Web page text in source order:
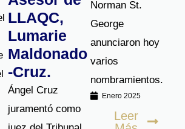
LLAQC,
Lumarie
Maldonado
-Cruz.
Ángel Cruz
juramentó como
Norman St.
George
anunciaron hoy
varios
nombramientos.
Enero 2025
Leer